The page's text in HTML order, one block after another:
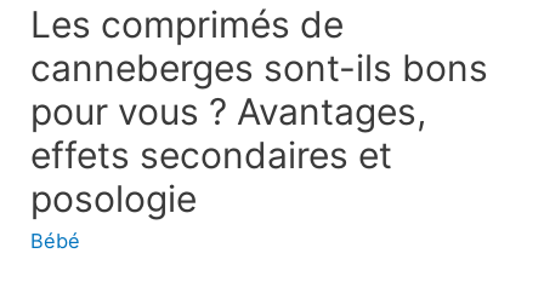
Les comprimés de
canneberges sont-ils bons
pour vous ? Avantages,
effets secondaires et
posologie
Bébé